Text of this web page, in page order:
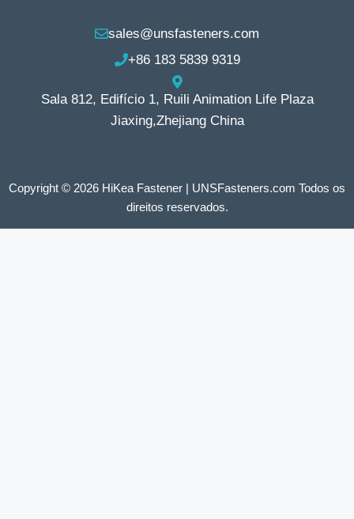
sales@unsfasteners.com
+86 183 5839 9319
Sala 812, Edifício 1, Ruili Animation Life Plaza
Jiaxing,Zhejiang China
Copyright © 2026 HiKea Fastener | UNSFasteners.com Todos os
direitos reservados.